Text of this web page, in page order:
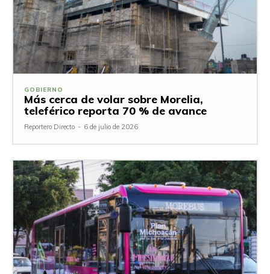
GOBIERNO
Más cerca de volar sobre Morelia,
teleférico reporta 70 % de avance
Reportero Directo - 6 de julio de 2026